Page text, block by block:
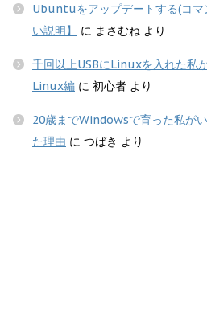
Ubuntuをアップデートする(コ
い説明】
に まさむね より
千回以上USBにLinuxを入れた私
Linux編 に 初心者 より
20歳までWindowsで育った私が
た理由 に つばき より